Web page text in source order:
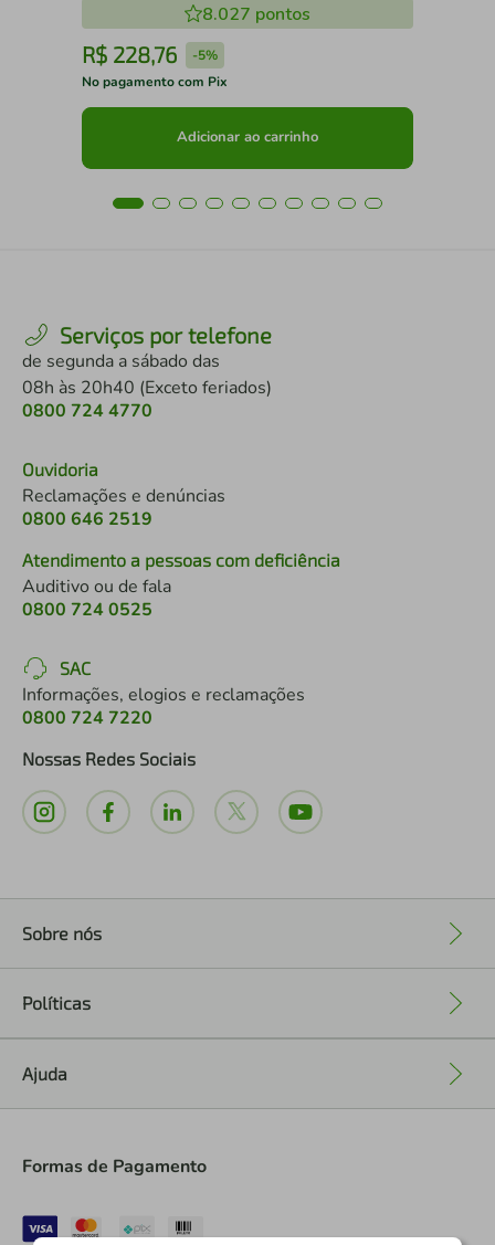
8.027 pontos
R$ 228,76 -5%
No pagamento com Pix
Adicionar ao carrinho
Serviços por telefone
de segunda a sábado das
08h às 20h40 (Exceto feriados)
0800 724 4770
Ouvidoria
Reclamações e denúncias
0800 646 2519
Atendimento a pessoas com deficiência
Auditivo ou de fala
0800 724 0525
SAC
Informações, elogios e reclamações
0800 724 7220
Nossas Redes Sociais
Sobre nós
Políticas
Ajuda
Formas de Pagamento